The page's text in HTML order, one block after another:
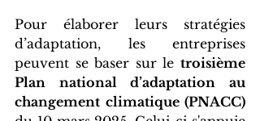
Pour élaborer leurs stratégies
d’adaptation, les entreprises
peuvent se baser sur le troisième
Plan national d’adaptation au
changement climatique (PNACC)